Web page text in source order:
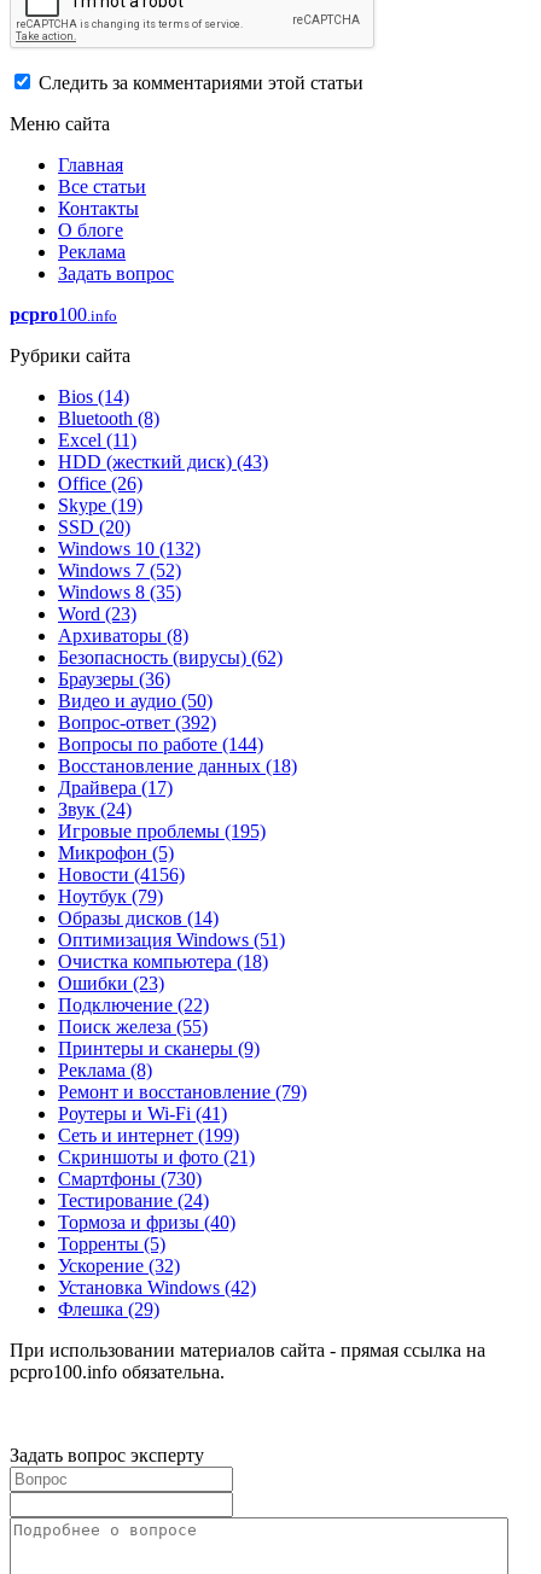
Следить за комментариями этой статьи
Меню сайта
Главная
Все статьи
Контакты
О блоге
Реклама
Задать вопрос
pcpro100.info
Рубрики сайта
Bios (14)
Bluetooth (8)
Excel (11)
HDD (жесткий диск) (43)
Office (26)
Skype (19)
SSD (20)
Windows 10 (132)
Windows 7 (52)
Windows 8 (35)
Word (23)
Архиваторы (8)
Безопасность (вирусы) (62)
Браузеры (36)
Видео и аудио (50)
Вопрос-ответ (392)
Вопросы по работе (144)
Восстановление данных (18)
Драйвера (17)
Звук (24)
Игровые проблемы (195)
Микрофон (5)
Новости (4156)
Ноутбук (79)
Образы дисков (14)
Оптимизация Windows (51)
Очистка компьютера (18)
Ошибки (23)
Подключение (22)
Поиск железа (55)
Принтеры и сканеры (9)
Реклама (8)
Ремонт и восстановление (79)
Роутеры и Wi-Fi (41)
Сеть и интернет (199)
Скриншоты и фото (21)
Смартфоны (730)
Тестирование (24)
Тормоза и фризы (40)
Торренты (5)
Ускорение (32)
Установка Windows (42)
Флешка (29)
При использовании материалов сайта - прямая ссылка на
pcpro100.info обязательна.
Задать вопрос эксперту